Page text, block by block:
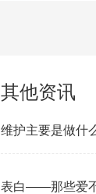
其他资讯
维护主要是做什
哪些工作
表白——那些爱